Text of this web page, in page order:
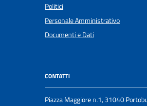
Politici
Personale Amministrativo
Documenti e Dati
CONTATTI
Piazza Maggiore n.1, 31040